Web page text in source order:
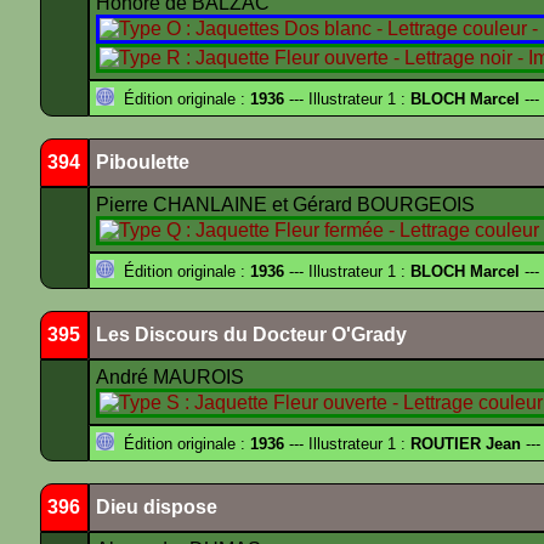
Édition originale : 1936 --- Illustrateur 1 : BLOCH Marcel ---
394 Piboulette
Pierre CHANLAINE et Gérard BOURGEOIS
Édition originale : 1936 --- Illustrateur 1 : BLOCH Marcel ---
395 Les Discours du Docteur O'Grady
André MAUROIS
Édition originale : 1936 --- Illustrateur 1 : ROUTIER Jean ---
396 Dieu dispose